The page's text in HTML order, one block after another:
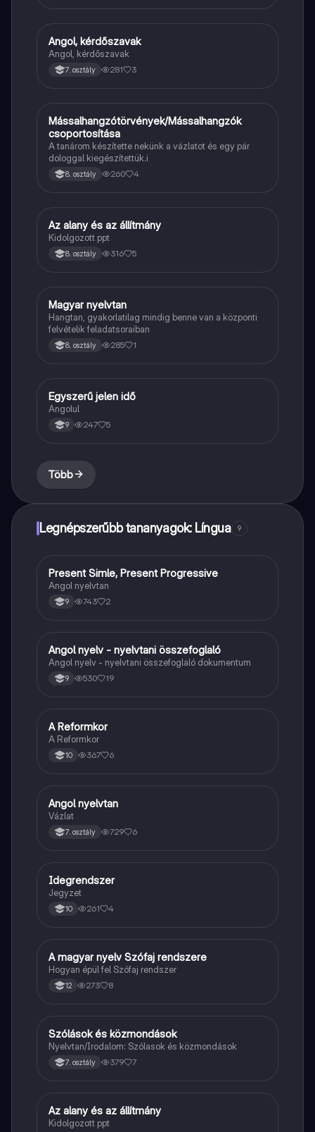
Angol
Angol, kérdőszavak
Angol, kérdőszavak
7. osztály 281 3
Magyar
Mássalhangzótörvények/Mássalhangzók
csoportosítása
A tanárom készítette nekünk a vázlatot és egy pár
dologgal kiegészítettük.i
8. osztály 260 4
Magyar
Az alany és az állítmány
Kidolgozott ppt
8. osztály 316 5
Magyar
Magyar nyelvtan
Hangtan, gyakorlatilag mindig benne van a központi
felvételik feladatsoraiban
8. osztály 285 1
Angol
Egyszerű jelen idő
Angolul
9 247 5
Több
Legnépszerűbb tananyagok: Língua 9
Angol
Present Simle, Present Progressive
Angol nyelvtan
9 743 2
Angol
Angol nyelv - nyelvtani összefoglaló
Angol nyelv - nyelvtani összefoglaló dokumentum
9 530 19
Töri
A Reformkor
A Reformkor
10 367 6
Angol
Angol nyelvtan
Vázlat
7. osztály 729 6
Töri
Idegrendszer
Jegyzet
10 261 4
Magyar
A magyar nyelv Szófaj rendszere
Hogyan épül fel Szófaj rendszer
12 273 8
Magyar
Szólások és közmondások
Nyelvtan/Irodalom: Szólasok és közmondások
7. osztály 379 7
Magyar
Az alany és az állítmány
Kidolgozott ppt